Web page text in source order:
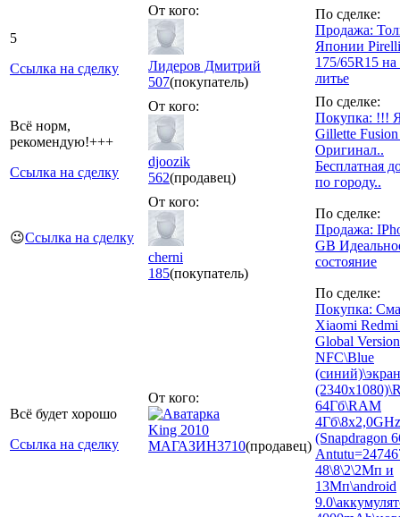
5
Ссылка на сделку
От кого:
Лидеров Дмитрий
507(покупатель)
По сделке:
Продажа:
Японии Pirelli
175/65R15
литье
Всё норм,
рекомендую!+++
Ссылка на сделку
От кого:
djoozik
562(продавец)
По сделке:
Покупка: !!!
Gillette
Оригинал..
Бесплатная
по городу..
😉Ссылка на сделку
От кого:
cherni
185(покупатель)
По сделке:
Продажа:
GB
состояние
Всё будет хорошо
Ссылка на сделку
От кого:
King 2010
МАГАЗИН3710(продавец)
По сделке:
Покупка:
Xiaomi
Global
NFC\Blue
64Гб\RAM
4Гб\8x2,0GHz
(Snapdragon
48\8\2\2Мп и
13Мп\android